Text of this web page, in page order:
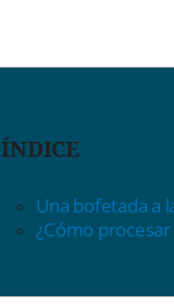
ÍNDICE
Una bofetada a
¿Cómo